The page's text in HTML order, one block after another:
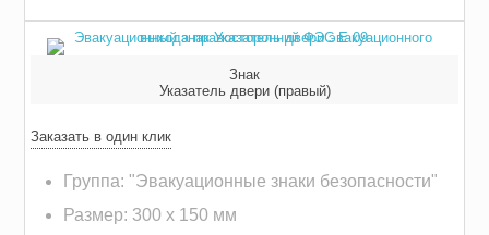
Знак
Указатель двери (правый)
Заказать в один клик
Группа: "Эвакуационные знаки безопасности"
Размер: 300 х 150 мм